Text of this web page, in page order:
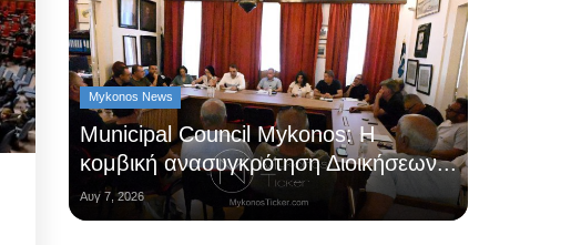
Mykonos News
Municipal Council Mykonos: Η
κομβική ανασυγκρότηση Διοικήσεων...
Αυγ 7, 2026